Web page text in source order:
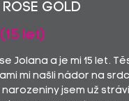
Rose Gold
let)
Jolana a je mi 15 let.
mi našli nádor na
narozeniny jsem už